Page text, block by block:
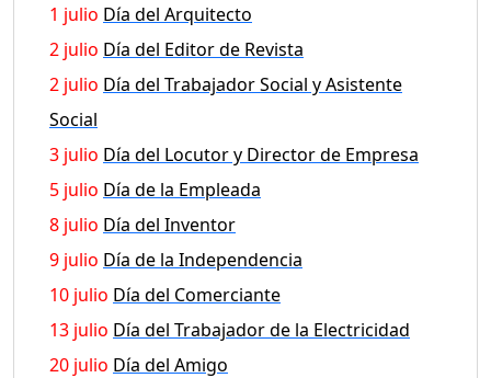
1 julio Día del Arquitecto
2 julio Día del Editor de Revista
2 julio Día del Trabajador Social y Asistente
Social
3 julio Día del Locutor y Director de Empresa
5 julio Día de la Empleada
8 julio Día del Inventor
9 julio Día de la Independencia
10 julio Día del Comerciante
13 julio Día del Trabajador de la Electricidad
20 julio Día del Amigo